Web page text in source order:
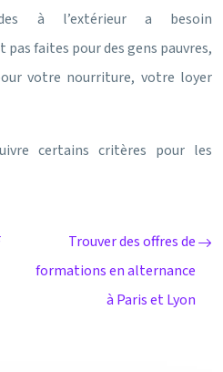
à l’extérieur a besoin
faites pour des gens pauvres,
votre nourriture, votre loyer
certains critères pour les
Trouver des offres de
formations en alternance
à Paris et Lyon